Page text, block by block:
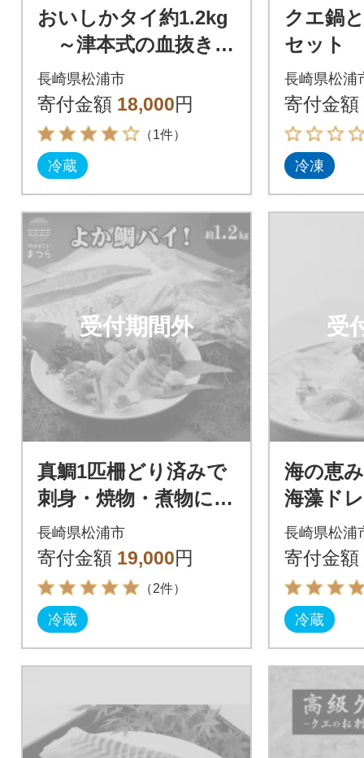
おいしかタイ約1.2kg
～津本式の血抜き仕
立て～
長崎県松浦市
寄付金額 18,000円
（1件）
冷蔵
クエ鍋
セット
長崎県松浦
寄付金額
冷凍
受付期間外
真鯛1匹柵どり済みで
刺身・焼物・煮物に扱
いやすさ抜群!【よか
鯛バイ約1.2kg】!
長崎県松浦市
寄付金額 19,000円
（2件）
冷蔵
受
海の恵
海藻ド
鯛のカ
ット6人
長崎県松浦
寄付金額
冷蔵